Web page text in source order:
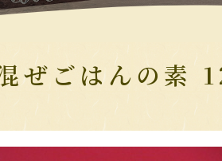
ぜごはんの素